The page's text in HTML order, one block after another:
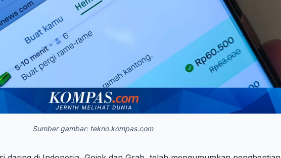
Sumber gambar: tekno.kompas.com